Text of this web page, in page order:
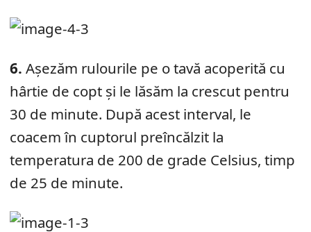
6. Așezăm rulourile pe o tavă acoperită cu
hârtie de copt și le lăsăm la crescut pentru
30 de minute. După acest interval, le
coacem în cuptorul preîncălzit la
temperatura de 200 de grade Celsius, timp
de 25 de minute.